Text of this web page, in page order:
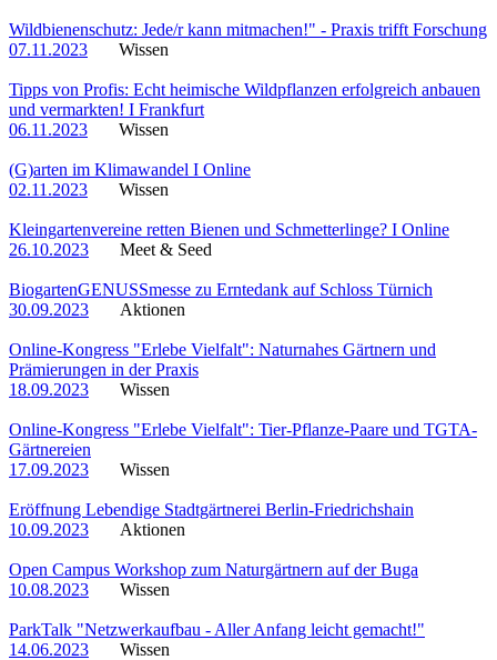
Wildbienenschutz: Jede/r kann mitmachen!" - Praxis trifft Forschung
07.11.2023
Wissen
Tipps von Profis: Echt heimische Wildpflanzen erfolgreich anbauen
und vermarkten! I Frankfurt
06.11.2023
Wissen
(G)arten im Klimawandel I Online
02.11.2023
Wissen
Kleingartenvereine retten Bienen und Schmetterlinge? I Online
26.10.2023
Meet & Seed
BiogartenGENUSSmesse zu Erntedank auf Schloss Türnich
30.09.2023
Aktionen
Online-Kongress "Erlebe Vielfalt": Naturnahes Gärtnern und
Prämierungen in der Praxis
18.09.2023
Wissen
Online-Kongress "Erlebe Vielfalt": Tier-Pflanze-Paare und TGTA-
Gärtnereien
17.09.2023
Wissen
Eröffnung Lebendige Stadtgärtnerei Berlin-Friedrichshain
10.09.2023
Aktionen
Open Campus Workshop zum Naturgärtnern auf der Buga
10.08.2023
Wissen
ParkTalk "Netzwerkaufbau - Aller Anfang leicht gemacht!"
14.06.2023
Wissen